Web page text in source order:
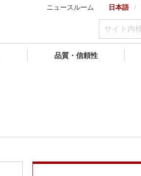
ニュースルーム 日本語
品質・信頼性